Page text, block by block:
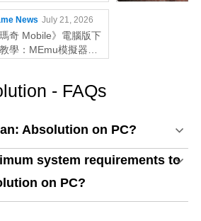
入教學一次看
News July 21, 2026
瑪奇 Mobile》電腦版下
學：MEmu模擬器鍵
- FAQs
Absolution on PC?
system requirements to
on PC?